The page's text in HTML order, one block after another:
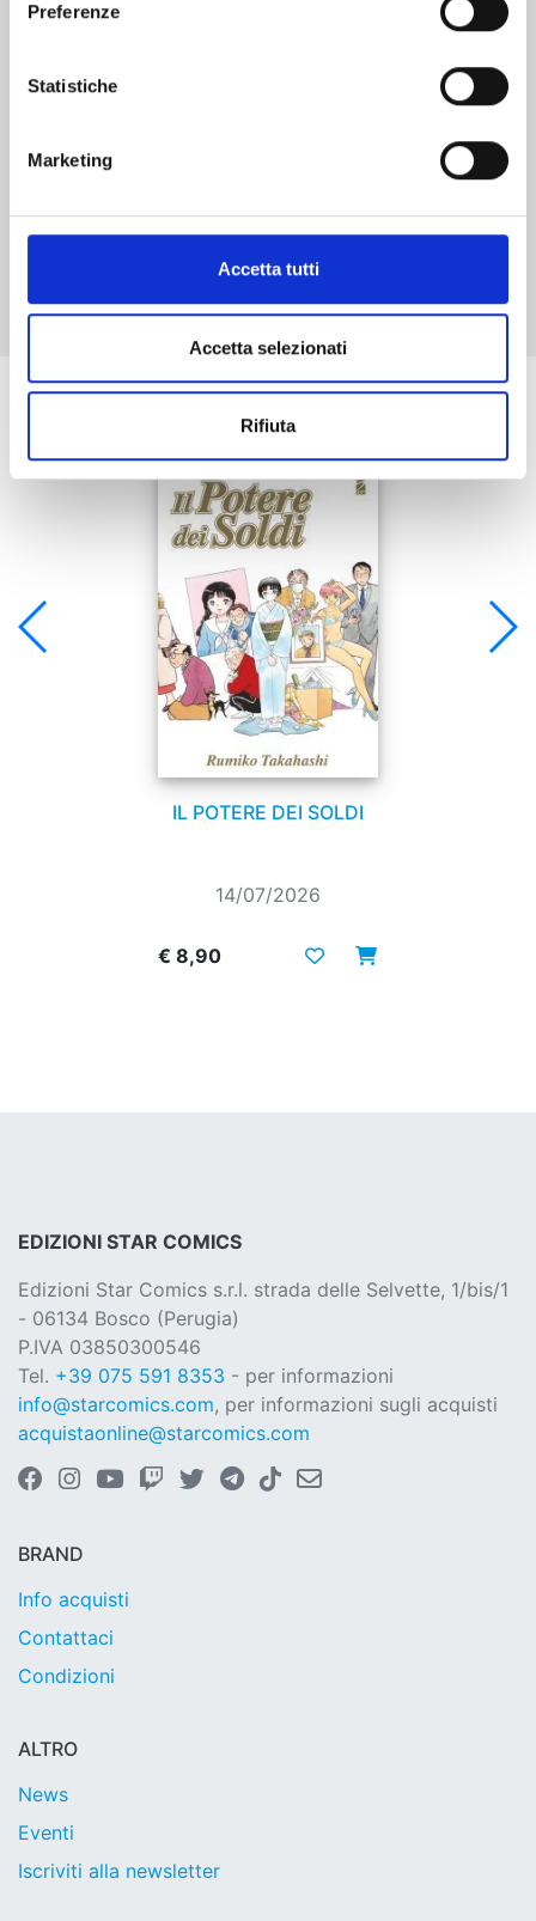
Preferenze
Statistiche
Marketing
Accetta tutti
Accetta selezionati
Rifiuta
Mostra tutto
Se ti è piaciuto prova anche:
IL POTERE DEI SOLDI
14/07/2026
€ 8,90
EDIZIONI STAR COMICS
Edizioni Star Comics s.r.l. strada delle Selvette, 1/bis/1
- 06134 Bosco (Perugia)
P.IVA 03850300546
Tel. +39 075 591 8353 - per informazioni
info@starcomics.com, per informazioni sugli acquisti
acquistaonline@starcomics.com
BRAND
Info acquisti
Contattaci
Condizioni
ALTRO
News
Eventi
Iscriviti alla newsletter